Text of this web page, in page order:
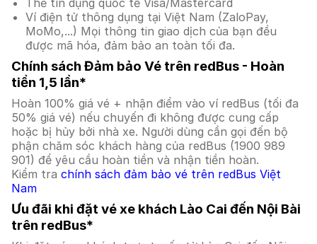
Thẻ tín dụng quốc tế Visa/Mastercard
Ví điện tử thông dụng tại Việt Nam (ZaloPay,
MoMo,...) Mọi thông tin giao dịch của bạn đều
được mã hóa, đảm bảo an toàn tối đa.
Chính sách Đảm bảo Vé trên redBus - Hoàn
tiền 1,5 lần*
Hoàn 100% giá vé + nhận điểm vào ví redBus (tối đa
50% giá vé) nếu chuyến đi không được cung cấp
hoặc bị hủy bởi nhà xe. Người dùng cần gọi đến bộ
phận chăm sóc khách hàng của redBus (1900 989
901) để yêu cầu hoàn tiền và nhận tiền hoàn.
Kiểm tra chính sách đảm bảo vé trên redBus Việt
Nam
Ưu đãi khi đặt vé xe khách Lào Cai đến Nội Bài
trên redBus*